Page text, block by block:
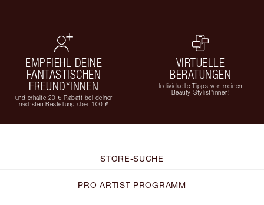
EMPFIEHL DEINE
FANTASTISCHEN
FREUND*INNEN
und erhalte 20 € Rabatt bei deiner
nächsten Bestellung über 100 €
VIRTUELLE
BERATUNGEN
Individuelle Tipps von meinen
Beauty-Stylist*innen!
STORE-SUCHE
PRO ARTIST PROGRAMM